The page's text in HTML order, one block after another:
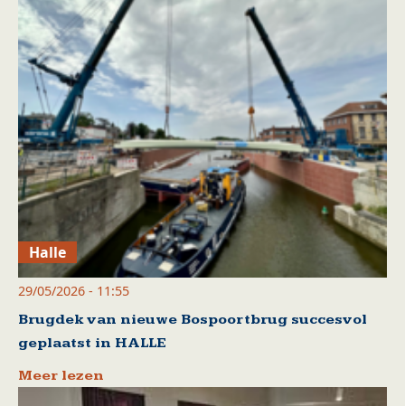
Halle
29/05/2026 - 11:55
Brugdek van nieuwe Bospoortbrug succesvol
geplaatst in HALLE
Meer lezen